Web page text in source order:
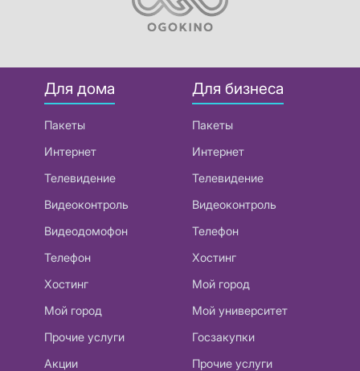
Для дома
Пакеты
Интернет
Телевидение
Видеоконтроль
Видеодомофон
Телефон
Хостинг
Мой город
Прочие услуги
Акции
Для бизнеса
Пакеты
Интернет
Телевидение
Видеоконтроль
Телефон
Хостинг
Мой город
Мой университет
Госзакупки
Прочие услуги